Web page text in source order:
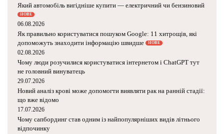
У
к
ї
н
у
з
і
н
Який автомобіль вигідніше купити — електричний чи бензиновий
НОВЕ
06.08.2026
Як правильно користуватися пошуком Google: 11 хитрощів, які
допоможуть знаходити інформацію швидше
НОВЕ
02.08.2026
Чому люди розучилися користуватися інтернетом і ChatGPT тут
не головний винуватець
29.07.2026
Новий аналіз крові може допомогти виявляти рак на ранній стадії:
що вже відомо
17.07.2026
Чому сапбординг став одним із найпопулярніших видів літнього
відпочинку